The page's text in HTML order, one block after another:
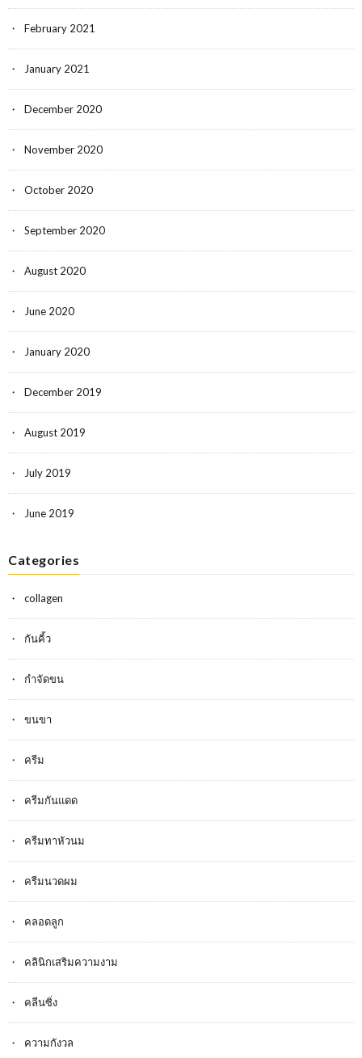
February 2021
January 2021
December 2020
November 2020
October 2020
September 2020
August 2020
June 2020
January 2020
December 2019
August 2019
July 2019
June 2019
Categories
collagen
กันคิ้ว
กำจัดขน
ขนขา
ครีม
ครีมกันแดด
ครีมทาหัวนม
ครีมนวดผม
คลอดลูก
คลินิกเสริมความงาม
คลีนซิ่ง
ความกังวล